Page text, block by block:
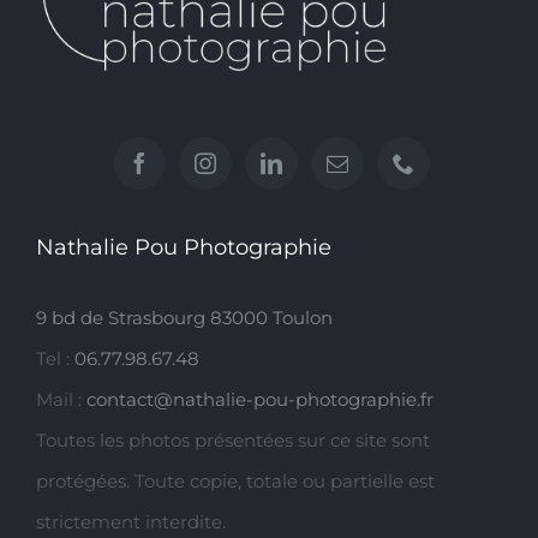
Nathalie Pou Photographie
9 bd de Strasbourg 83000 Toulon
Tel : 06.77.98.67.48
Mail : contact@nathalie-pou-photographie.fr
Toutes les photos présentées sur ce site sont
protégées. Toute copie, totale ou partielle est
strictement interdite.